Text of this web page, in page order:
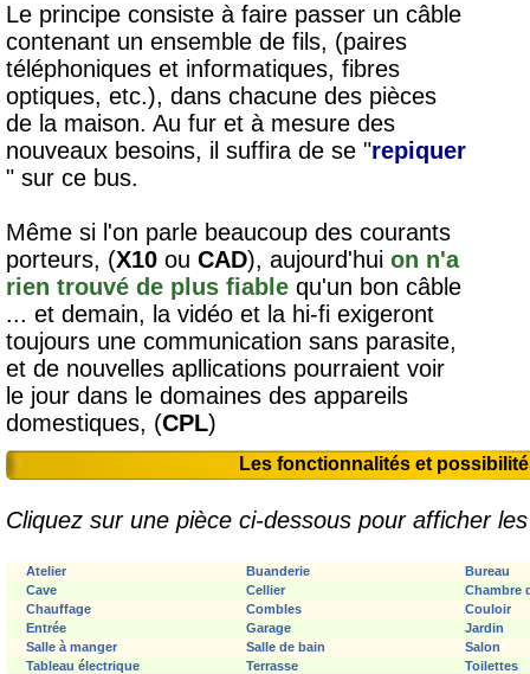
Le principe consiste à faire passer un câble
contenant un ensemble de fils, (paires
téléphoniques et informatiques, fibres
optiques, etc.), dans chacune des pièces
de la maison. Au fur et à mesure des
nouveaux besoins, il suffira de se "repiquer
" sur ce bus.
Même si l'on parle beaucoup des courants
porteurs, (X10 ou CAD), aujourd'hui on n'a
rien trouvé de plus fiable qu'un bon câble
... et demain, la vidéo et la hi-fi exigeront
toujours une communication sans parasite,
et de nouvelles apllications pourraient voir
le jour dans le domaines des appareils
domestiques, (CPL)
Les fonctionnalités et
Cliquez sur une pièce ci-dessous pour afficher
Atelier Buanderie
Bureau
Cave
Cellier
Chambre
Chauffage
Combles
Couloir
Entrée
Garage
Jardin
Salle à manger
Salle de bain
Salon
Tableau électrique
Terrasse Toilettes